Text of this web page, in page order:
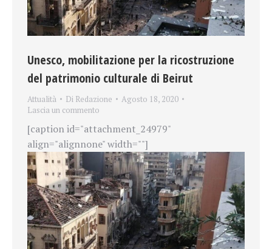
Unesco, mobilitazione per la ricostruzione
del patrimonio culturale di Beirut
Attualità Di Redazione
Agosto 18, 2020
Lascia un commento
[caption id="attachment_24979"
align="alignnone" width=""]